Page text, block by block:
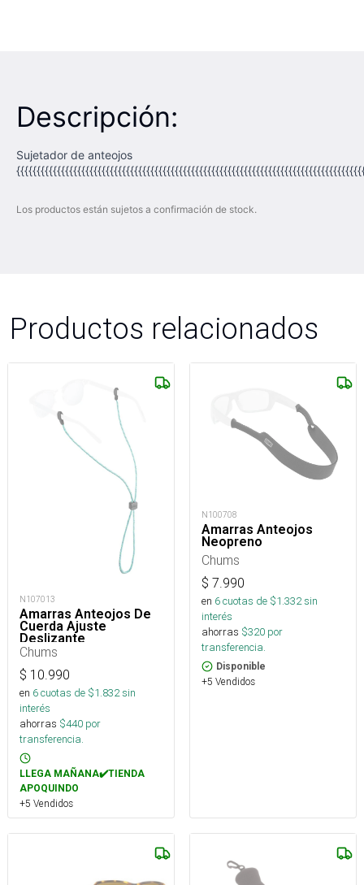
Descripción:
Sujetador de anteojos
Los productos están sujetos a confirmación de stock.
Productos relacionados
N107013
Amarras Anteojos De
Cuerda Ajuste
Deslizante
Chums
$ 10.990
en 6cuotas de $1.832sin
interés
ahorras $440 por
transferencia.
LLEGA MAÑANA✔️TIENDA
APOQUINDO
+5 Vendidos
N100708
Amarras Anteojos
Neopreno
Chums
$ 7.990
en 6cuotas de $1.332sin
interés
ahorras $320 por
transferencia.
Disponible
+5 Vendidos